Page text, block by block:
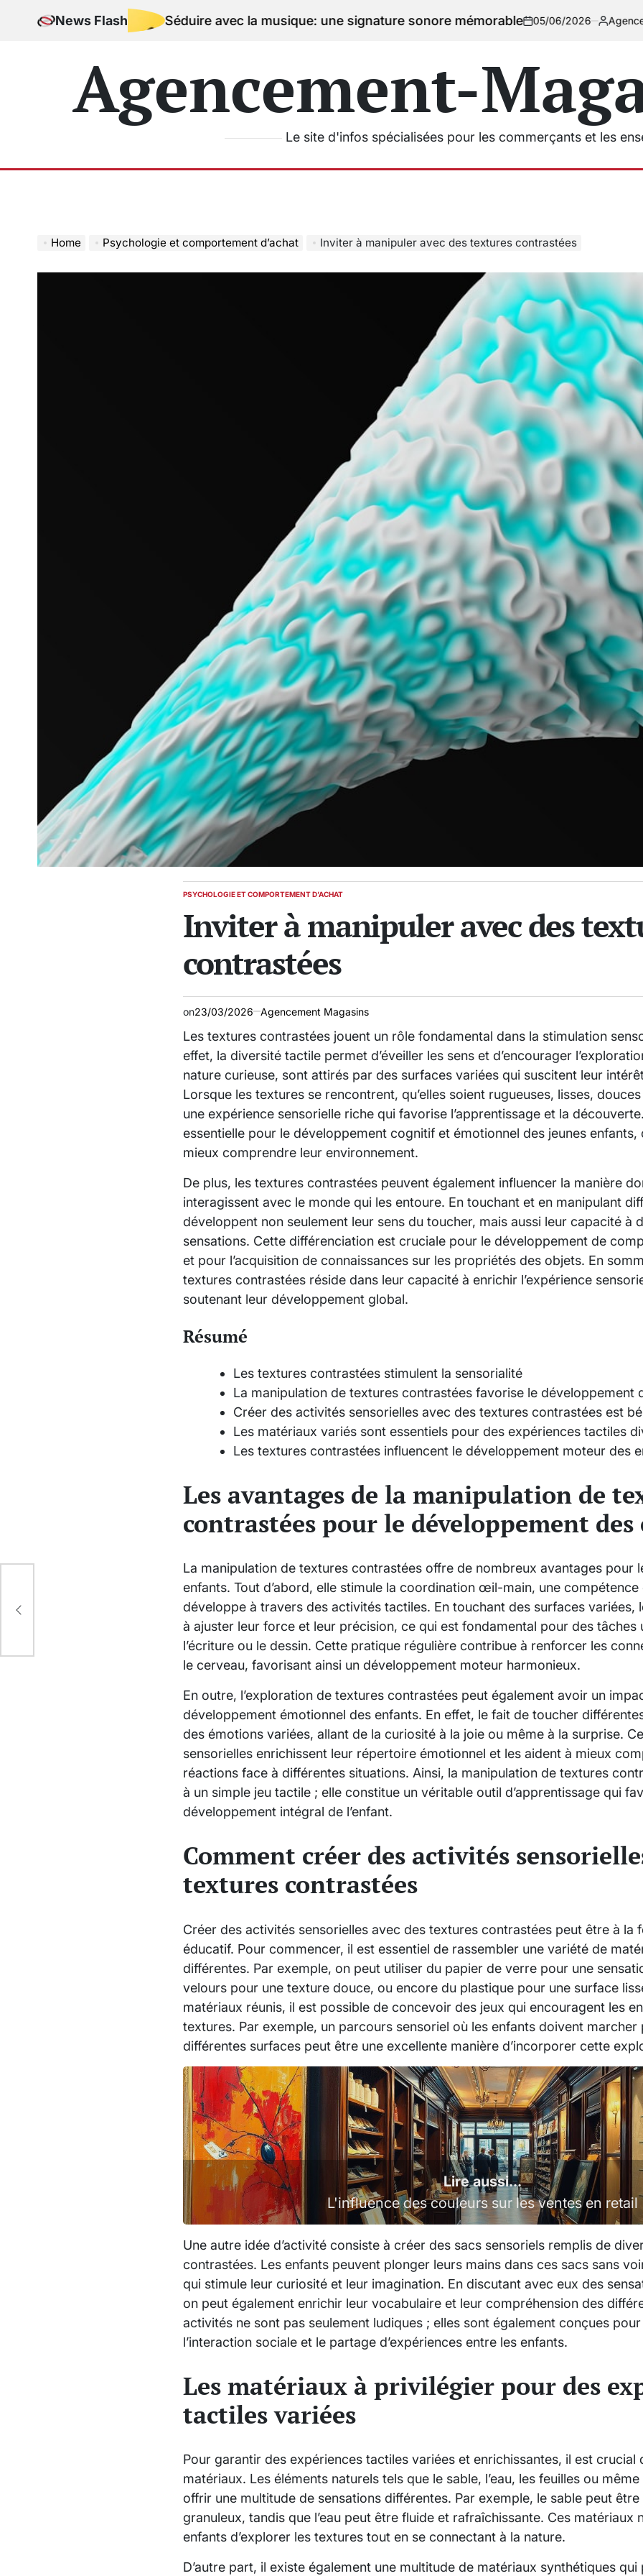
News Flash
Séduire avec la musique: une signature sonore mémorableon
05/06/2026
Posted
Agencement Magasins
Agencement-
Le site d'infos spécialisées pour les commerçants et les
Home Psychologie et comportement d’achat Inviter à manipuler avec des textures contrastées
POSTED
PSYCHOLOGIE ET COMPORTEMENT D’ACHAT
Inviter à manipuler avec des
contrastées
on23/03/2026 Agencement Magasins
Les textures contrastées jouent un rôle fondamental dans la stimulation
effet, la diversité tactile permet d’éveiller les sens et d’encourager
nature curieuse, sont attirés par des surfaces variées qui suscitent leur
Lorsque les textures se rencontrent, qu’elles soient rugueuses, lisses,
une expérience sensorielle riche qui favorise l’apprentissage et la
essentielle pour le développement cognitif et émotionnel des jeunes
mieux comprendre leur environnement.
De plus, les textures contrastées peuvent également influencer la manière
interagissent avec le monde qui les entoure. En touchant et en manipulant
développent non seulement leur sens du toucher, mais aussi leur capacité à
sensations. Cette différenciation est cruciale pour le développement de
et pour l’acquisition de connaissances sur les propriétés des objets. En
textures contrastées réside dans leur capacité à enrichir l’expérience
soutenant leur développement global.
Résumé
Les textures contrastées stimulent la sensorialité
La manipulation de textures contrastées favorise le développement
Créer des activités sensorielles avec des textures contrastées est
Les matériaux variés sont essentiels pour des expériences tactiles
Les textures contrastées influencent le développement moteur des
Les avantages de la manipulation de
contrastées pour le développement
La manipulation de textures contrastées offre de nombreux avantages pour
enfants. Tout d’abord, elle stimule la coordination œil-main, une compétence
développe à travers des activités tactiles. En touchant des surfaces variées,
à ajuster leur force et leur précision, ce qui est fondamental pour des tâches
l’écriture ou le dessin. Cette pratique régulière contribue à renforcer les
le cerveau, favorisant ainsi un développement moteur harmonieux.
En outre, l’exploration de textures contrastées peut également avoir un
développement émotionnel des enfants. En effet, le fait de toucher
des émotions variées, allant de la curiosité à la joie ou même à la surprise.
sensorielles enrichissent leur répertoire émotionnel et les aident à mieux
réactions face à différentes situations. Ainsi, la manipulation de textures
à un simple jeu tactile ; elle constitue un véritable outil d’apprentissage qui
développement intégral de l’enfant.
Comment créer des activités
textures contrastées
Créer des activités sensorielles avec des textures contrastées peut être à la
éducatif. Pour commencer, il est essentiel de rassembler une variété de
différentes. Par exemple, on peut utiliser du papier de verre pour une
velours pour une texture douce, ou encore du plastique pour une surface
matériaux réunis, il est possible de concevoir des jeux qui encouragent les
textures. Par exemple, un parcours sensoriel où les enfants doivent marcher
différentes surfaces peut être une excellente manière d’incorporer cette
Lire aussi...
L'influence des couleurs sur les ventes en retail
Une autre idée d’activité consiste à créer des sacs sensoriels remplis de
contrastées. Les enfants peuvent plonger leurs mains dans ces sacs sans
qui stimule leur curiosité et leur imagination. En discutant avec eux des
on peut également enrichir leur vocabulaire et leur compréhension des
activités ne sont pas seulement ludiques ; elles sont également conçues
l’interaction sociale et le partage d’expériences entre les enfants.
Les matériaux à privilégier pour des
tactiles variées
Pour garantir des expériences tactiles variées et enrichissantes, il est crucial
matériaux. Les éléments naturels tels que le sable, l’eau, les feuilles ou
offrir une multitude de sensations différentes. Par exemple, le sable peut
granuleux, tandis que l’eau peut être fluide et rafraîchissante. Ces matériaux
enfants d’explorer les textures tout en se connectant à la nature.
D’autre part, il existe également une multitude de matériaux synthétiques